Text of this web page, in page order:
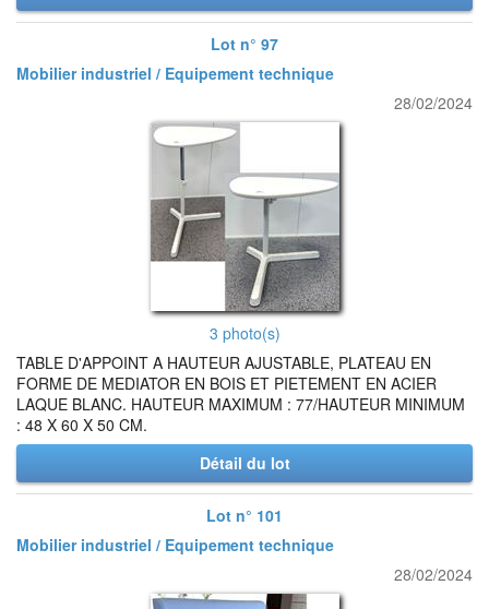
Lot n° 97
Mobilier industriel / Equipement technique
28/02/2024
3 photo(s)
TABLE D'APPOINT A HAUTEUR AJUSTABLE, PLATEAU EN
FORME DE MEDIATOR EN BOIS ET PIETEMENT EN ACIER
LAQUE BLANC. HAUTEUR MAXIMUM : 77/HAUTEUR MINIMUM
: 48 X 60 X 50 CM.
Détail du lot
Lot n° 101
Mobilier industriel / Equipement technique
28/02/2024